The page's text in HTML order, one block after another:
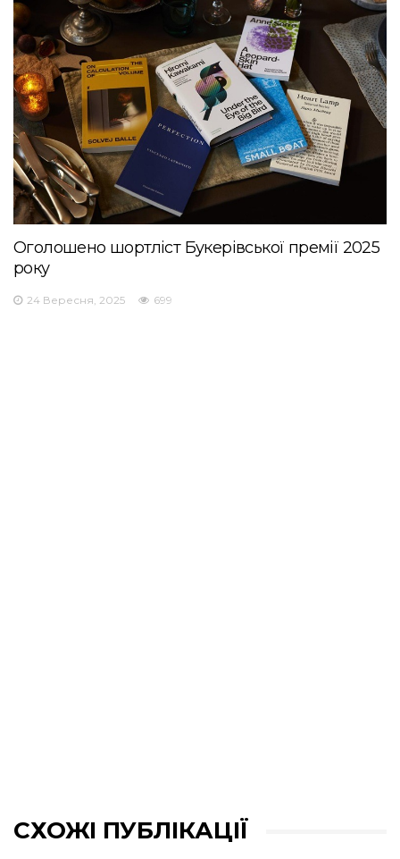
Оголошено шортліст Букерівської премії 2025
року
24 Вересня, 2025 699
СХОЖІ ПУБЛІКАЦІЇ